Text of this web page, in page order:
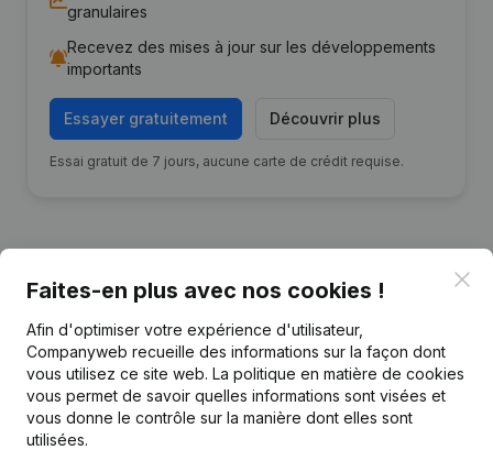
granulaires
Recevez des mises à jour sur les développements
importants
Essayer gratuitement Découvrir plus
Essai gratuit de 7 jours, aucune carte de crédit requise.
Publicationsde Mycoachlommel
Date Publication
Rubrique Constitution (Nouvelle
Faites-en plus avec nos cookies !
Afin d'optimiser votre expérience d'utilisateur,
Companyweb recueille des informations sur la façon dont
vous utilisez ce site web. La politique en matière de cookies
vous permet de savoir quelles informations sont visées et
vous donne le contrôle sur la manière dont elles sont
utilisées.